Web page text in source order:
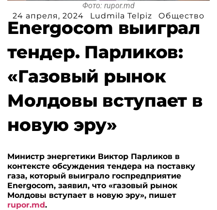
Фото: rupor.md
24 апреля, 2024
Ludmila Telpiz Общество
Energocom выиграл
тендер. Парликов:
«Газовый рынок
Молдовы вступает в
новую эру»
Министр энергетики Виктор Парликов в
контексте обсуждения тендера на поставку
газа, который выиграло госпредприятие
Energocom, заявил, что «газовый рынок
Молдовы вступает в новую эру», пишет
rupor.md.